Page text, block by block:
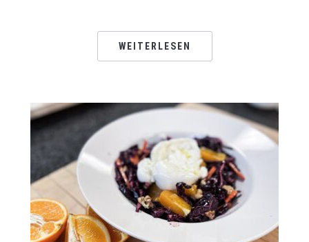
WEITERLESEN